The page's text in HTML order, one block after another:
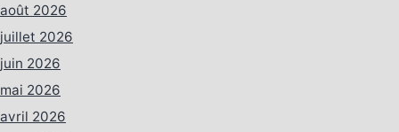
août 2026
juillet 2026
juin 2026
mai 2026
avril 2026